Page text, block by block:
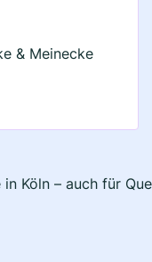
& Meinecke
Köln – auch für